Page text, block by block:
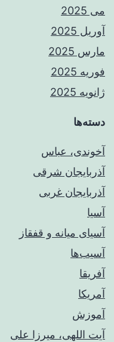
می 2025
آوریل 2025
مارس 2025
فوریه 2025
ژانویه 2025
دسته‌ها
آخوندی، عباس
آذربایجان شرقی
آذربایجان غربی
آسیا
آسیای میانه و قفقاز
آسیب‌ها
آفریقا
آمریکا
آموزش
آیت اللهی، میرزا علی